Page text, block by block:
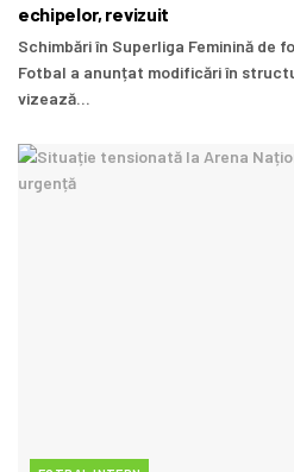
echipelor, revizuit
Schimbări în Superliga Feminină de
Fotbal a anunțat modificări în
vizează...